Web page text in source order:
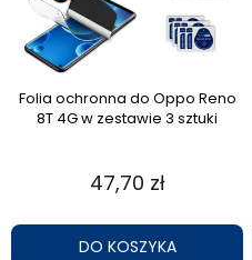
Folia ochronna do Oppo Reno
8T 4G w zestawie 3 sztuki
47,70 zł
DO KOSZYKA